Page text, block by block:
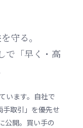
守る。
で「早く・高
います。自社で
手取引」を優先せ
公開。買い手の